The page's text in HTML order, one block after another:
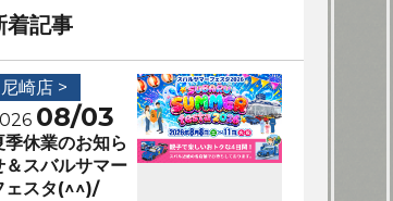
着記事
尼崎店 >
08/03
季休業のお知ら
＆スバルサマー
ェスタ(^^)/